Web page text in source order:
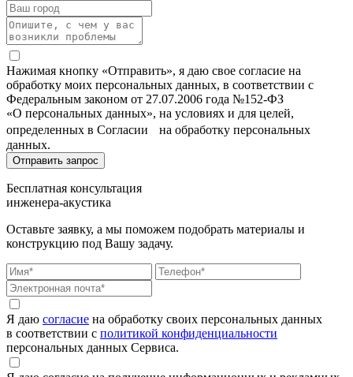
Нажимая кнопку «Отправить», я даю свое согласие на
обработку моих персональных данных, в соответствии с
Федеральным законом от 27.07.2006 года №152-ФЗ
«О персональных данных», на условиях и для целей,
определенных в Согласии на обработку персональных
данных.
Бесплатная консультация
инженера-акустика
Оставьте заявку, а мы поможем подобрать материалы и
конструкцию под Вашу задачу.
Я даю согласие на обработку своих персональных данных
в соответствии с политикой конфиденциальности
персональных данных Сервиса.